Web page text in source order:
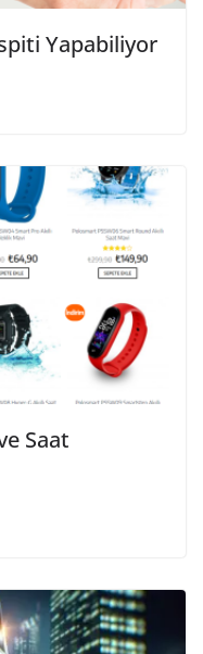
Yapabiliyor
Saat